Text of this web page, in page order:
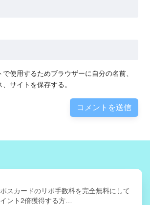
使用するためブラウザーに自分の名前、
、サイトを保存する。
スカードのリボ手数料を完全無料にして
ント2倍獲得する方…